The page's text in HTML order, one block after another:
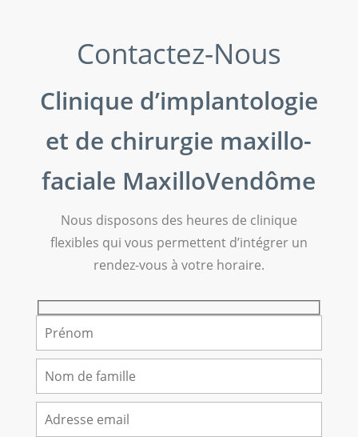
Contactez-Nous
Clinique d’implantologie
et de chirurgie maxillo-
faciale MaxilloVendôme
Nous disposons des heures de clinique
flexibles qui vous permettent d’intégrer un
rendez-vous à votre horaire.